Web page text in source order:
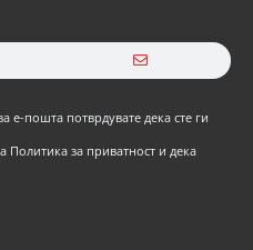
е-пошта потврдувате дека сте ги
Политика за приватност и дека